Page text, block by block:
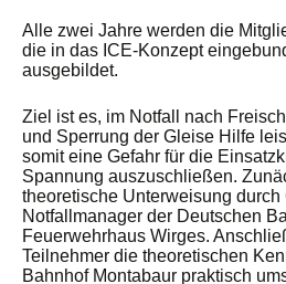
Alle zwei Jahre werden die
die in das ICE-Konzept
ausgebildet.
Ziel ist es, im Notfall nach
und Sperrung der Gleise Hilfe
somit eine Gefahr für die
Spannung auszuschließen.
theoretische Unterweisung durch
Notfallmanager der Deutschen
Feuerwehrhaus Wirges.
Teilnehmer die theoretischen
Bahnhof Montabaur praktisch